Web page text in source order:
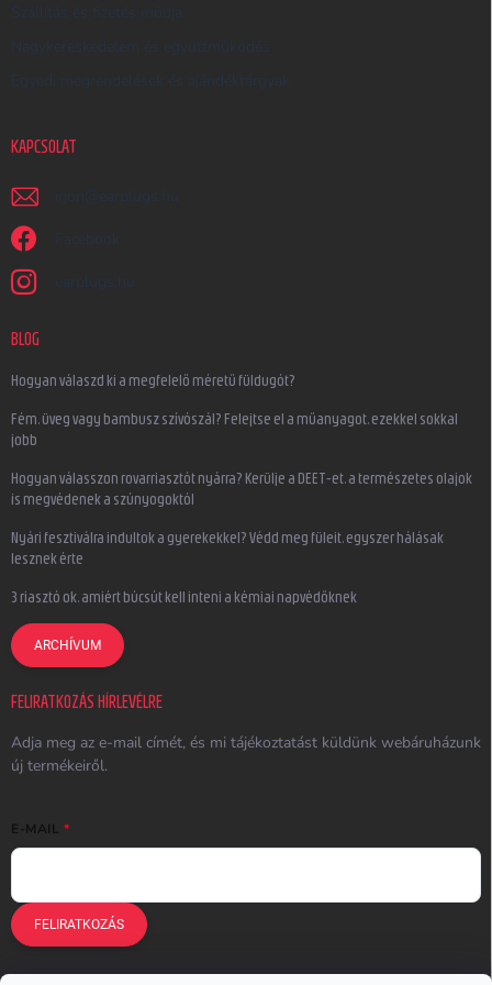
Szállítás és fizetés módja
Nagykereskedelem és együttműködés
Egyedi megrendelések és ajándéktárgyak
KAPCSOLAT
irjon @ earplugs.hu
Facebook
earplugs.hu
BLOG
Hogyan válaszd ki a megfelelő méretű füldugót?
Fém, üveg vagy bambusz szívószál? Felejtse el a műanyagot, ezekkel sokkal
jobb
Hogyan válasszon rovarriasztót nyárra? Kerülje a DEET-et, a természetes olajok
is megvédenek a szúnyogoktól
Nyári fesztiválra indultok a gyerekekkel? Védd meg füleit, egyszer hálásak
lesznek érte
3 riasztó ok, amiért búcsút kell inteni a kémiai napvédőknek
ARCHÍVUM
FELIRATKOZÁS HÍRLEVÉLRE
Adja meg az e-mail címét, és mi tájékoztatást küldünk webáruházunk
új termékeiről.
E-MAIL
FELIRATKOZÁS